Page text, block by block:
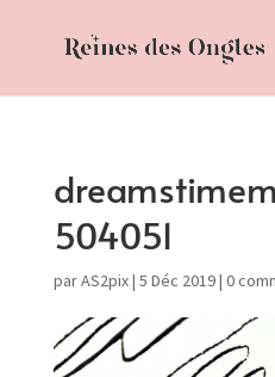
504051
parAS2pix| 5 Déc 2019| 0